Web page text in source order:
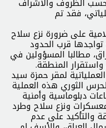
فقد تم
على ضرورة نزع سلاح
تواجدها قرب الحدود
مطالبا المسؤولين في
المنطقة.
لمقر حمزة سيد
الثوري هذه العملية
دبلوماسية وأمنية
ونزع سلاح وطرد
والتأكيد على عدم